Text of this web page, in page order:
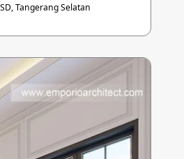
Tangerang Selatan